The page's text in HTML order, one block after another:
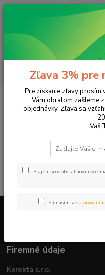
Tonery a náplne do tlačiarní
DeskJet 460wbt
DeskJet
V tejto kategórii nebol
Firemné údaje a
Firemné údaje
Korekta s.r.o.
Zľava 3% pre
Pre získanie zľavy prosím
Vám obratom zašleme
objednávky. Zľava sa
Váš
Prajem si odoberať novinky e-
Súhlasím so